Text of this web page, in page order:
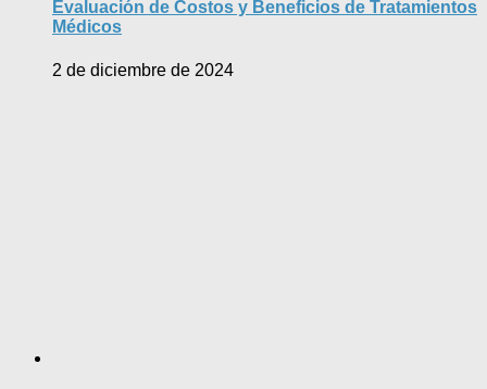
Evaluación de Costos y Beneficios de Tratamientos
Médicos
2 de diciembre de 2024